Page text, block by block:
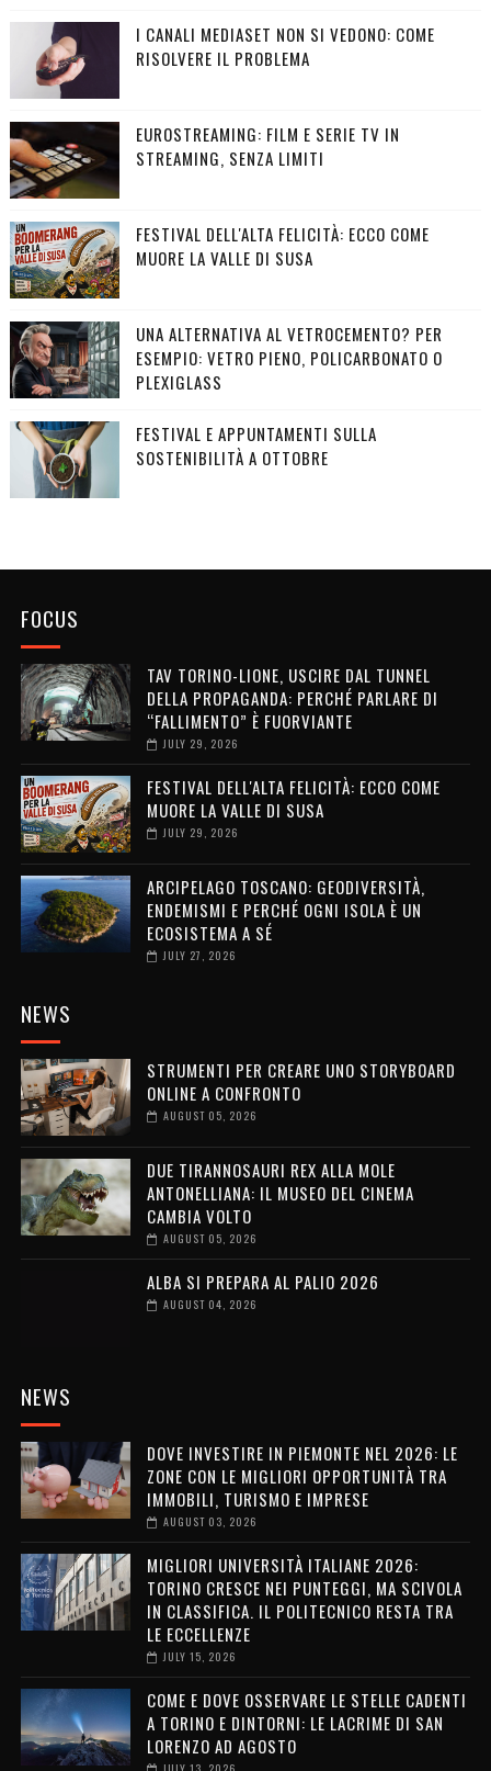
I CANALI MEDIASET NON SI VEDONO: COME
RISOLVERE IL PROBLEMA
EUROSTREAMING: FILM E SERIE TV IN
STREAMING, SENZA LIMITI
FESTIVAL DELL'ALTA FELICITÀ: ECCO COME
MUORE LA VALLE DI SUSA
UNA ALTERNATIVA AL VETROCEMENTO? PER
ESEMPIO: VETRO PIENO, POLICARBONATO O
PLEXIGLASS
FESTIVAL E APPUNTAMENTI SULLA
SOSTENIBILITÀ A OTTOBRE
FOCUS
TAV TORINO-LIONE, USCIRE DAL TUNNEL
DELLA PROPAGANDA: PERCHÉ PARLARE DI
“FALLIMENTO” È FUORVIANTE
JULY 29, 2026
FESTIVAL DELL'ALTA FELICITÀ: ECCO COME
MUORE LA VALLE DI SUSA
JULY 29, 2026
ARCIPELAGO TOSCANO: GEODIVERSITÀ,
ENDEMISMI E PERCHÉ OGNI ISOLA È UN
ECOSISTEMA A SÉ
JULY 27, 2026
NEWS
STRUMENTI PER CREARE UNO STORYBOARD
ONLINE A CONFRONTO
AUGUST 05, 2026
DUE TIRANNOSAURI REX ALLA MOLE
ANTONELLIANA: IL MUSEO DEL CINEMA
CAMBIA VOLTO
AUGUST 05, 2026
ALBA SI PREPARA AL PALIO 2026
AUGUST 04, 2026
NEWS
DOVE INVESTIRE IN PIEMONTE NEL 2026: LE
ZONE CON LE MIGLIORI OPPORTUNITÀ TRA
IMMOBILI, TURISMO E IMPRESE
AUGUST 03, 2026
MIGLIORI UNIVERSITÀ ITALIANE 2026:
TORINO CRESCE NEI PUNTEGGI, MA SCIVOLA
IN CLASSIFICA. IL POLITECNICO RESTA TRA
LE ECCELLENZE
JULY 15, 2026
COME E DOVE OSSERVARE LE STELLE CADENTI
A TORINO E DINTORNI: LE LACRIME DI SAN
LORENZO AD AGOSTO